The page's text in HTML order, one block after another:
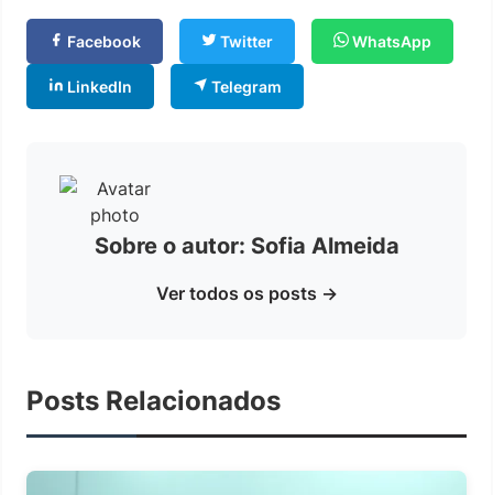
Facebook Twitter WhatsApp
LinkedIn Telegram
Sobre o autor: Sofia Almeida
Ver todos os posts →
Posts Relacionados